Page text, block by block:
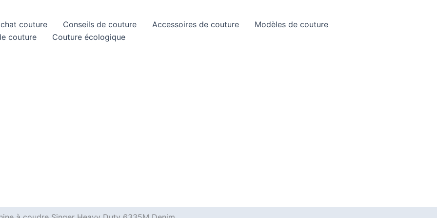
couture Conseils de couture Accessoires de couture
Modèles de couture
couture
Couture écologique